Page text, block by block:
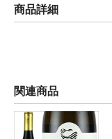
商品詳細
関連商品